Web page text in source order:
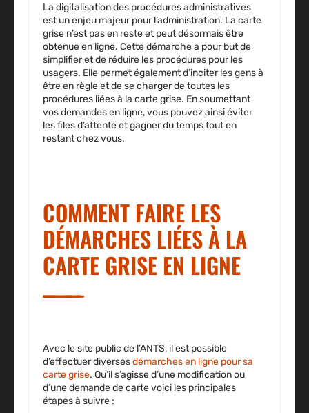
La digitalisation des procédures administratives
est un enjeu majeur pour l’administration. La carte
grise n’est pas en reste et peut désormais être
obtenue en ligne. Cette démarche a pour but de
simplifier et de réduire les procédures pour les
usagers. Elle permet également d’inciter les gens à
être en règle et de se charger de toutes les
procédures liées à la carte grise. En soumettant
vos demandes en ligne, vous pouvez ainsi éviter
les files d’attente et gagner du temps tout en
restant chez vous.
COMMENT FAIRE LES
DÉMARCHES LIÉES À LA
CARTE GRISE EN LIGNE
Avec le site public de l’ANTS, il est possible
d’effectuer diversesdémarches en ligne pour sa
carte grise. Qu’il s’agisse d’une modification ou
d’une demande de carte voici les principales
étapes à suivre :